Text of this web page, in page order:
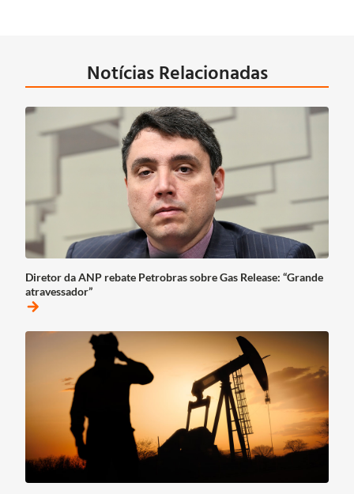
Notícias Relacionadas
Diretor da ANP rebate Petrobras sobre Gas Release: “Grande
atravessador”
arrow_forward